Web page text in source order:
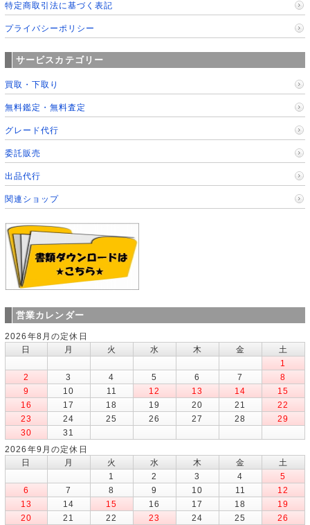
特定商取引法に基づく表記
プライバシーポリシー
サービスカテゴリー
買取・下取り
無料鑑定・無料査定
グレード代行
委託販売
出品代行
関連ショップ
営業カレンダー
2026年8月の定休日
日
月 火 水 木 金
土
1
2
3 4 5 6 7
8
9
10 11 12 13 14
15
16
17 18 19 20 21
22
23
24 25 26 27 28
29
30
31
2026年9月の定休日
日
月 火 水 木 金
土
1
2 3 4
5
6
7 8 9 10 11
12
13
14 15 16 17 18
19
20
21 22 23 24 25
26